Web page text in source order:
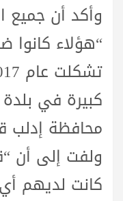
وأكد أن جميع
“هؤلاء كانوا
كبيرة في
محافظة إدلب
ولفت إلى أن
كانت لديهم